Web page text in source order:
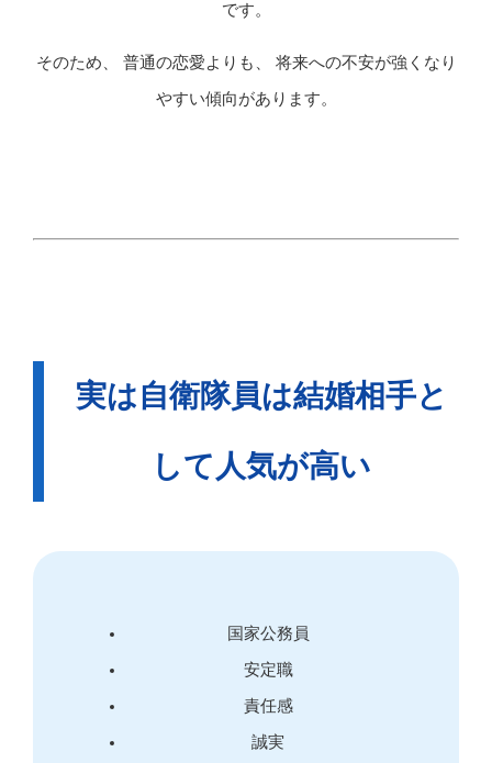
です。
そのため、 普通の恋愛よりも、 将来への不安が強くなり
やすい傾向があります。
実は自衛隊員は結婚相手と
して人気が高い
国家公務員
安定職
責任感
誠実